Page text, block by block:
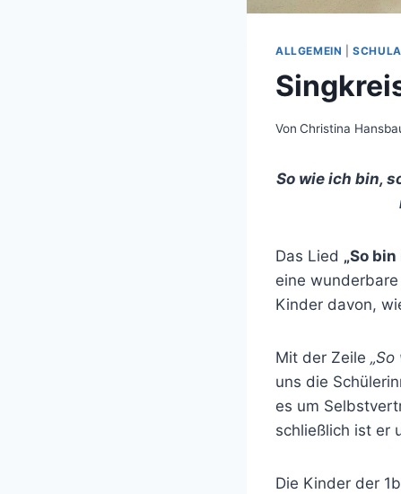
ALLGEMEIN |
Von Christina
So wie ich bin,
Das Lied „So
eine
Kinder davon,
Mit der Zeile
uns die
es um
schließlich ist er
Die Kinder der